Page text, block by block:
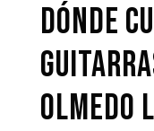
Dónde
Olmedo